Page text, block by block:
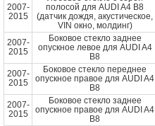
2007-
2015
полосой для AUDI A4 B8
(датчик дождя, акустическое,
VIN окно, молдинг)
2007-
2015
Боковое стекло заднее
опускное левое для AUDI A4
B8
2007-
2015
Боковое стекло переднее
опускное правое для AUDI A4
B8
2007-
2015
Боковое стекло заднее
опускное правое для AUDI A4
B8